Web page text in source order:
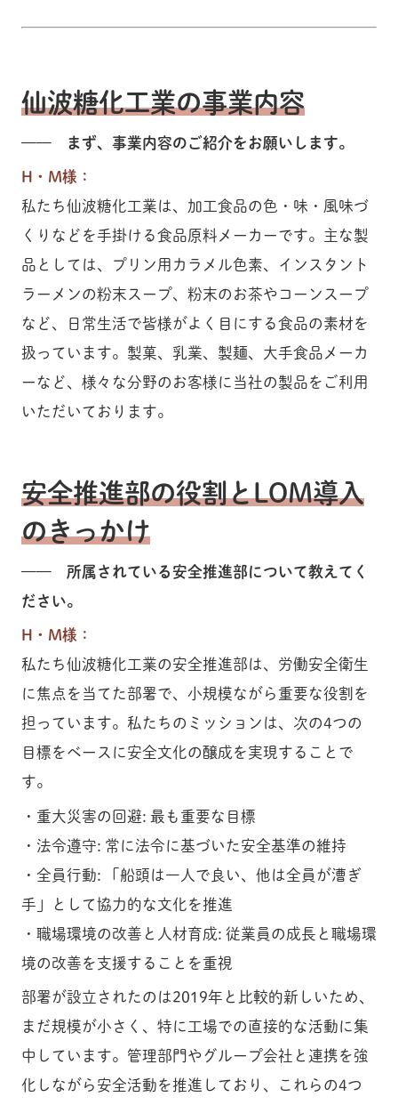
仙波糖化工業の事業内容
—— まず、事業内容のご紹介をお願いします。
H・M様：
私たち仙波糖化工業は、加工食品の色・味・風味づ
くりなどを手掛ける食品原料メーカーです。主な製
品としては、プリン用カラメル色素、インスタント
ラーメンの粉末スープ、粉末のお茶やコーンスープ
など、日常生活で皆様がよく目にする食品の素材を
扱っています。製菓、乳業、製麺、大手食品メーカ
ーなど、様々な分野のお客様に当社の製品をご利用
いただいております。
安全推進部の役割とLOM導入
のきっかけ
—— 所属されている安全推進部について教えてく
ださい。
H・M様：
私たち仙波糖化工業の安全推進部は、労働安全衛生
に焦点を当てた部署で、小規模ながら重要な役割を
担っています。私たちのミッションは、次の4つの
目標をベースに安全文化の醸成を実現することで
す。
・重大災害の回避: 最も重要な目標
・法令遵守: 常に法令に基づいた安全基準の維持
・全員行動: 「船頭は一人で良い、他は全員が漕ぎ
手」として協力的な文化を推進
・職場環境の改善と人材育成: 従業員の成長と職場環
境の改善を支援することを重視
部署が設立されたのは2019年と比較的新しいため、
まだ規模が小さく、特に工場での直接的な活動に集
中しています。管理部門やグループ会社と連携を強
化しながら安全活動を推進しており、これらの4つ